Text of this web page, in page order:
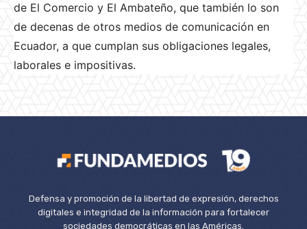
de El Comercio y El Ambateño, que también lo son
de decenas de otros medios de comunicación en
Ecuador, a que cumplan sus obligaciones legales,
laborales e impositivas.
Defensa y promoción de la libertad de expresión, derechos
digitales e integridad de la información para fortalecer
sociedades democráticas en las Américas.